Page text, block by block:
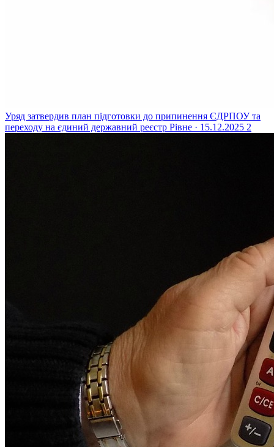
Уряд затвердив план підготовки до припинення ЄДРПОУ та
переходу на єдиний державний реєстр Рівне · 15.12.2025 2